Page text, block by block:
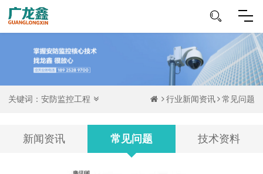
关键词： 安防监控工程 行业新闻资讯 常见问题
新闻资讯 常见问题 技术资料